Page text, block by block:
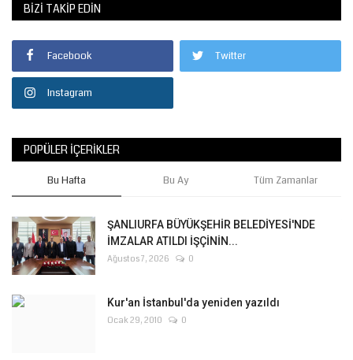
BIZI TAKIP EDIN
Facebook Twitter
Instagram
POPÜLER İÇERIKLER
Bu Hafta Bu Ay Tüm Zamanlar
ŞANLIURFA BÜYÜKŞEHİR BELEDİYESİ'NDE
İMZALAR ATILDI İŞÇİNİN...
Ağustos 7, 2026 0
Kur'an İstanbul'da yeniden yazıldı
Ocak 29, 2010 0